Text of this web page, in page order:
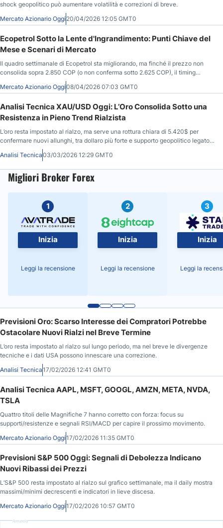
shock geopolitico può aumentare volatilità e correzioni di breve.
Mercato Azionario Oggi 20/04/2026 12:05 GMT0
Ecopetrol Sotto la Lente d'Ingrandimento: Punti Chiave del
Mese e Scenari di Mercato
Il quadro settimanale di Ecopetrol sta migliorando, ma finché il prezzo non
consolida sopra 2.850 COP (o non conferma sotto 2.625 COP), il timing
d’ingresso resta delicato.
Mercato Azionario Oggi08/04/2026 07:03 GMT0
Analisi Tecnica XAU/USD Oggi: L’Oro Consolida Sotto una
Resistenza in Pieno Trend Rialzista
L’oro resta impostato al rialzo, ma serve una rottura chiara di 5.420$ per
confermare nuovi allunghi, tra dollaro più forte e supporto geopolitico legato
Analisi Tecnica03/03/2026 12:29 GMT0
Migliori Broker Forex
1
Inizia
Leggi la recensione
2
Inizia
Leggi la recensione
3
Inizia
Leggi la
Previsioni Oro: Scarso Interesse dei Compratori Potrebbe
Ostacolare Nuovi Rialzi nel Breve Termine
L’oro resta impostato al rialzo sul lungo periodo, ma nel breve le divergenze
tecniche e i dati USA possono innescare una correzione.
Analisi Tecnica17/02/2026 12:41 GMT0
Analisi Tecnica AAPL, MSFT, GOOGL, AMZN, META, NVDA,
TSLA
Quattro titoli delle Magnifiche 7 hanno corretto con forza: focus su
supporti/resistenze e segnali RSI/MACD per capire il prossimo movimento.
Mercato Azionario Oggi17/02/2026 11:35 GMT0
Previsioni S&P 500 Oggi: Segnali di Debolezza Indicano
Nuovi Ribassi dei Prezzi
L’S&P 500 resta impostato al rialzo sul grafico settimanale, ma il daily mostra
massimi/minimi decrescenti e indicatori in lieve discesa.
Mercato Azionario Oggi17/02/2026 10:57 GMT0
Annuncio